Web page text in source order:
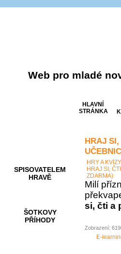
Web pro mladé
HLAVNÍ
STRÁNKA
SPISOVATELEM
HRAVĚ
ŠOTKOVY
PŘÍHODY
HRAJ
HRY A KVÍZY
HRAJ SI,
ZDARMA)
Milí
si, čti a
Zobrazení:
E-